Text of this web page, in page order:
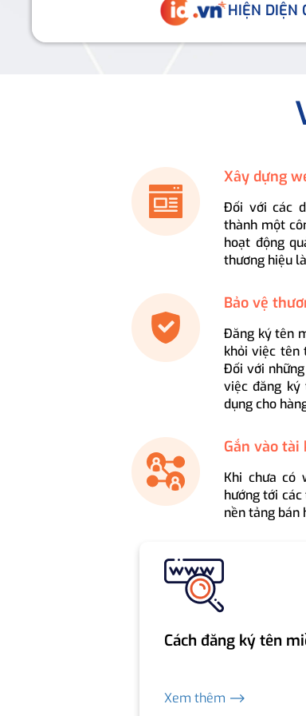
HIỆN DIỆN
Xây dựng
Đối với các
thành một
hoạt động
thương hiệu
Bảo vệ
Đăng ký tên
khỏi việc tên
Đối với
việc đăng
dụng cho
Gắn vào
Khi chưa có
hướng tới
nền tảng bán
Cách đăng ký tên
Xem thêm ⟶